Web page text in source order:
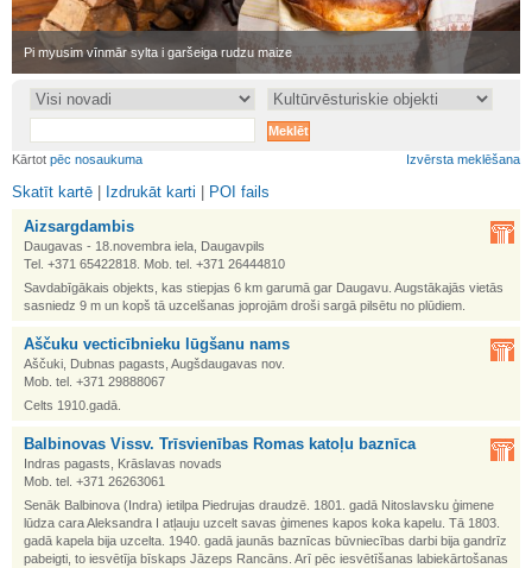
Pi myusim vīnmār sylta i garšeiga rudzu maize
•
•
Kārtot pēc nosaukuma Izvērsta meklēšana
Skatīt kartē Izdrukāt karti
POI fails
Aizsargdambis
Daugavas - 18.novembra iela, Daugavpils
Tel. +371 65422818. Mob. tel. +371 26444810
Savdabīgākais objekts, kas stiepjas 6 km garumā gar Daugavu. Augstākajās vietās
sasniedz 9 m un kopš tā uzcelšanas joprojām droši sargā pilsētu no plūdiem.
Aščuku vecticībnieku lūgšanu nams
Aščuki, Dubnas pagasts, Augšdaugavas nov.
Mob. tel. +371 29888067
Celts 1910.gadā.
Balbinovas Vissv. Trīsvienības Romas katoļu baznīca
Indras pagasts, Krāslavas novads
Mob. tel. +371 26263061
Senāk Balbinova (Indra) ietilpa Piedrujas draudzē. 1801. gadā Nitoslavsku ģimene
lūdza cara Aleksandra I atļauju uzcelt savas ģimenes kapos koka kapelu. Tā 1803.
gadā kapela bija uzcelta. 1940. gadā jaunās baznīcas būvniecības darbi bija gandrīz
pabeigti, to iesvētīja bīskaps Jāzeps Rancāns. Arī pēc iesvētīšanas labiekārtošanas